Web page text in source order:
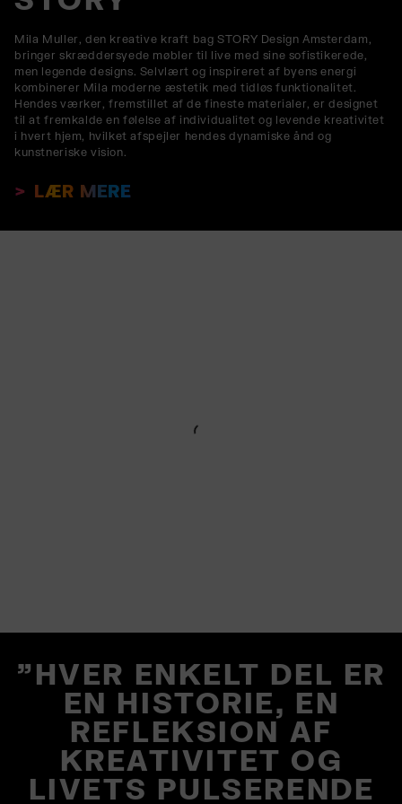
Mila Muller, den kreative kraft bag STORY Design Amsterdam,
bringer skræddersyede møbler til live med sine sofistikerede,
men legende designs. Selvlært og inspireret af byens energi
kombinerer Mila moderne æstetik med tidløs funktionalitet.
Hendes værker, fremstillet af de fineste materialer, er designet
til at fremkalde en følelse af individualitet og levende kreativitet
i hvert hjem, hvilket afspejler hendes dynamiske ånd og
kunstneriske vision.
LÆR MERE
"HVER ENKELT DEL ER
EN HISTORIE, EN
REFLEKSION AF
KREATIVITET OG
LIVETS PULSERENDE